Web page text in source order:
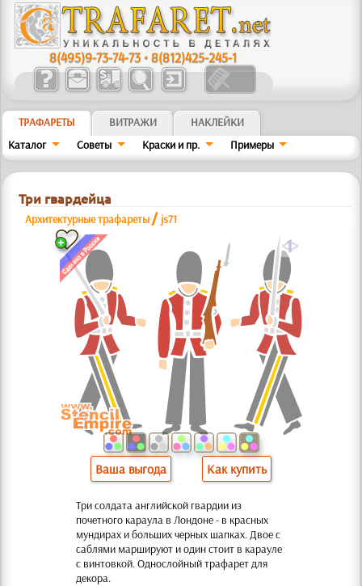
8(495)9-73-74-73 •8(812)425-245-1
ТРАФАРЕТЫ ВИТРАЖИ
НАКЛЕЙКИ
Каталог
Советы Краски и пр. Примеры
Три гвардейца
Архитектурные трафареты / js71
a
Ваша выгода Как купить
Три солдата английской гвардии из
почетного караула в Лондоне - в красных
мундирах и больших черных шапках. Двое с
саблями маршируют и один стоит в карауле
с винтовкой. Однослойный трафарет для
декора.